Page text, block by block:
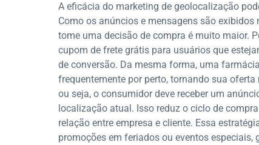
A eficácia do marketing de geolocalização
Como os anúncios e mensagens são
tome uma decisão de compra é muito maior.
cupom de frete grátis para usuários que
de conversão. Da mesma forma, uma
frequentemente por perto, tornando sua
ou seja, o consumidor deve receber um
localização atual. Isso reduz o ciclo de
relação entre empresa e cliente. Essa
promoções em feriados ou eventos